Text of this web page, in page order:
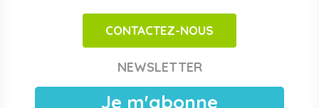
Achats publics et facturation Chorus Pro
publiques, EAJE municipales et services pétite enfance
électronique, livraison France entière. Voir les
CONTACTEZ-NOUS
NEWSLETTER
Je m'abonne